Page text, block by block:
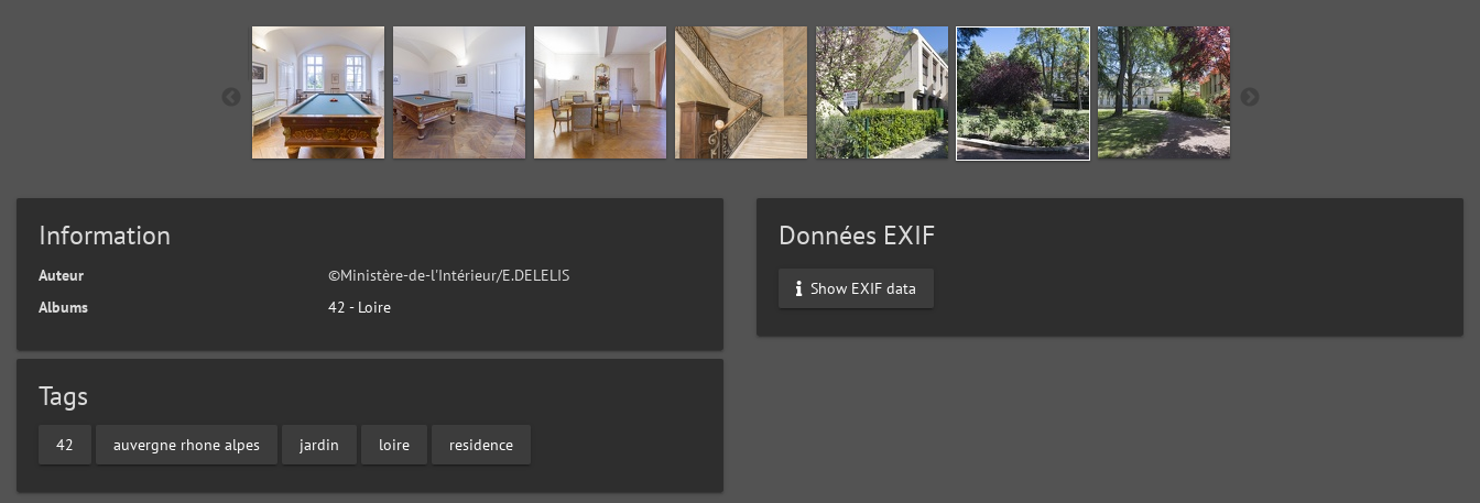
Information
Auteur
©Ministère-de-l'Intérieur/E.DELELIS
Albums
42 - Loire
Tags
42 auvergne rhone alpes jardin loire residence
Données EXIF
Show EXIF data